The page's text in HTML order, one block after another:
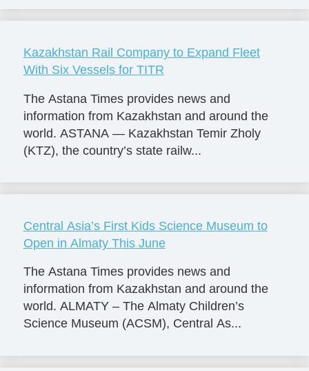
Kazakhstan Rail Company to Expand Fleet
With Six Vessels for TITR
The Astana Times provides news and
information from Kazakhstan and around the
world. ASTANA — Kazakhstan Temir Zholy
(KTZ), the country’s state railw...
Central Asia’s First Kids Science Museum to
Open in Almaty This June
The Astana Times provides news and
information from Kazakhstan and around the
world. ALMATY – The Almaty Children’s
Science Museum (ACSM), Central As...